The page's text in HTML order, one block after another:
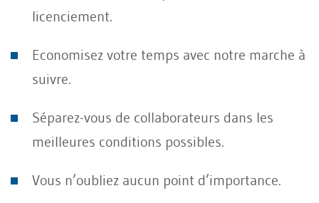
licenciement.
Economisez votre temps avec notre marche à
suivre.
Séparez-vous de collaborateurs dans les
meilleures conditions possibles.
Vous n’oubliez aucun point d’importance.